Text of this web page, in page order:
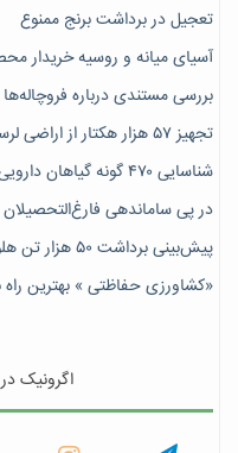
تعجیل در برداشت برنج ممنوع
آسیای میانه و روسیه خریدار
بررسی مستندی درباره فروچاله‌ها
تجهیز ۵۷ هزار هکتار از اراضی لرستان به سیستم آبیاری نوین
شناسایی ۴۷٠ گونه گیاهان دارویی در آذربایجان غربی
در پی ساماندهی
پیش‎‌بینی برداشت ۵۰ هزار تن هلو از باغات چهارمحال و بختیاری
«کشاورزی حفاظتی » بهترین
اگرونیک